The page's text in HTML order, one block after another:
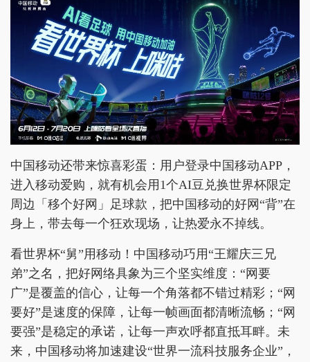
中国移动还带来惊喜彩蛋：用户登录中国移动APP，
进入移动爱购，就有机会用1个AI豆兑换世界杯限定
周边「移个好网」足球款，把中国移动的好网“背”在
身上，带去每一个狂欢现场，让热爱永不掉线。
看世界杯“舅”用移动！中国移动巧用“王耀庆三兄
弟”之名，把好网络具象为三个坚实维度：“网要
广”是覆盖的信心，让每一个角落都不错过精彩；“网
要好”是速度的保障，让每一帧画面都清晰流畅；“网
要强”是稳定的承诺，让每一声欢呼都直抵耳畔。未
来，中国移动将加速建设“世界一流科技服务企业”，